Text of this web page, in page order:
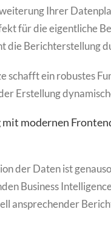
Ihrer
für die eigentliche
die Berichterstellung
schafft ein robustes
Erstellung
modernen
der Daten ist
Business
ansprechender